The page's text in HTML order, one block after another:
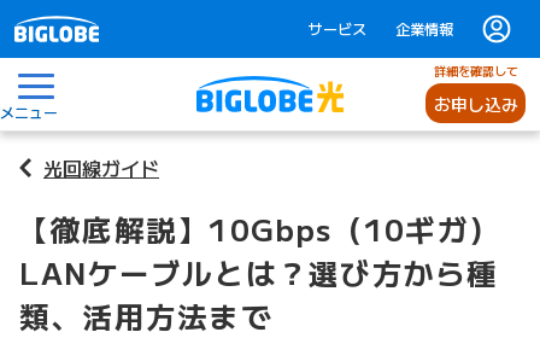
サービス 企業情報
メニュー
詳細を確認して
お申し込み
光回線ガイド
【徹底解説】10Gbps（10ギガ）
LANケーブルとは？選び方から種
類、活用方法まで